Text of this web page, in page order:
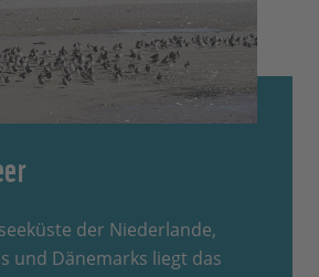
der Niederlande,
und Dänemarks liegt das